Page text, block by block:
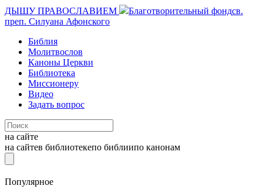
ДЫШУ ПРАВОСЛАВИЕМ Благотворительный фондсв.
преп. Силуана Афонского
Библия
Молитвослов
Каноны Церкви
Библиотека
Миссионеру
Видео
Задать вопрос
на сайте
на сайтев библиотекепо библиипо канонам
Популярное